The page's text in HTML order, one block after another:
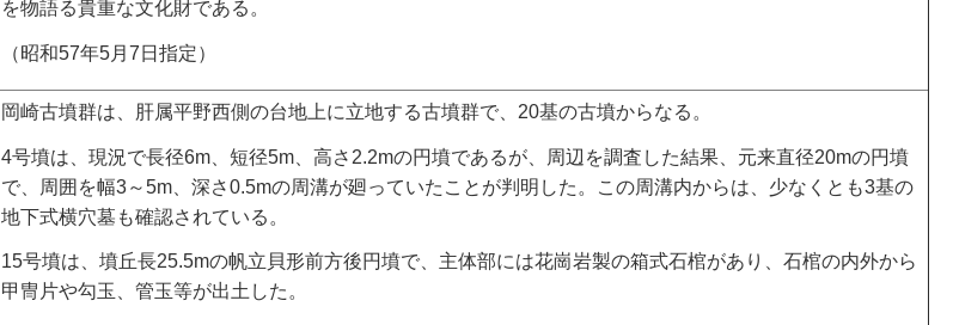
を物語る貴重な文化財である。
（昭和57年5月7日指定）
岡崎古墳群は、肝属平野西側の台地上に立地する古墳群で、20基の古墳からなる。
4号墳は、現況で長径6m、短径5m、高さ2.2mの円墳であるが、周辺を調査した結果、元来直径20mの円墳
で、周囲を幅3～5m、深さ0.5mの周溝が廻っていたことが判明した。この周溝内からは、少なくとも3基の
地下式横穴墓も確認されている。
15号墳は、墳丘長25.5mの帆立貝形前方後円墳で、主体部には花崗岩製の箱式石棺があり、石棺の内外から
甲冑片や勾玉、管玉等が出土した。